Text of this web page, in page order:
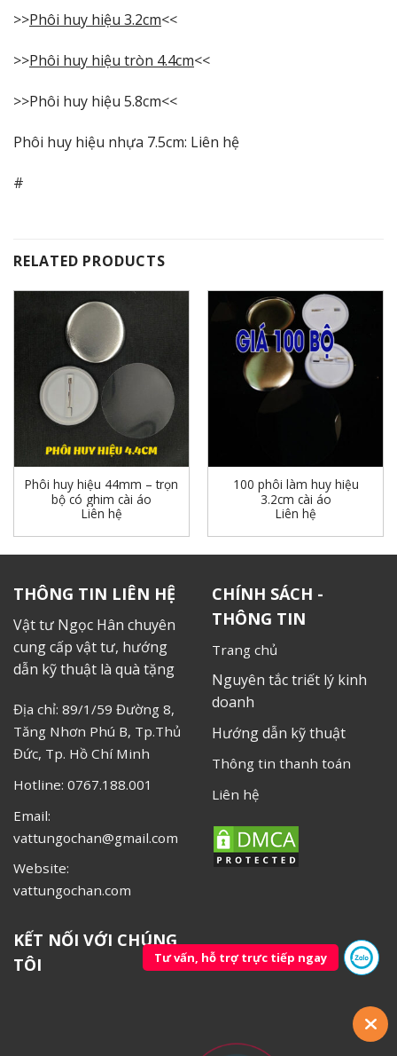
>>Phôi huy hiệu 3.2cm<<
>>Phôi huy hiệu tròn 4.4cm<<
>>Phôi huy hiệu 5.8cm<<
Phôi huy hiệu nhựa 7.5cm: Liên hệ
#
RELATED PRODUCTS
Phôi huy hiệu 44mm – trọn
bộ có ghim cài áo
Liên hệ
100 phôi làm huy hiệu
3.2cm cài áo
Liên hệ
THÔNG TIN LIÊN HỆ
Vật tư Ngọc Hân chuyên
cung cấp vật tư, hướng
dẫn kỹ thuật là quà tặng
Địa chỉ: 89/1/59 Đường 8,
Tăng Nhơn Phú B, Tp.Thủ
Đức, Tp. Hồ Chí Minh
Hotline: 0767.188.001
Email:
vattungochan@gmail.com
Website:
vattungochan.com
CHÍNH SÁCH -
THÔNG TIN
Trang chủ
Nguyên tắc triết lý kinh
doanh
Hướng dẫn kỹ thuật
Thông tin thanh toán
Liên hệ
KẾT NỐI VỚI CHÚNG
TÔI
Tư vấn, hỗ trợ trực tiếp ngay